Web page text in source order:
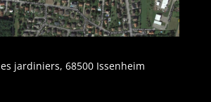
jardiniers, 68500 Issenheim